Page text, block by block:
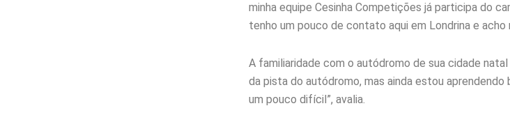
minha equipe Cesinha Competições já participa do
tenho um pouco de contato aqui em Londrina e acho
A familiaridade com o autódromo de sua cidade
da pista do autódromo, mas ainda estou
um pouco difícil”, avalia.